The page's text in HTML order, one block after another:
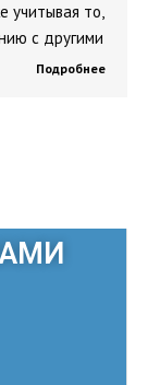
учитывая то,
с другими
Подробнее